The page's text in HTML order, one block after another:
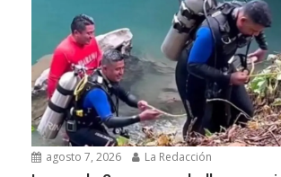
agosto 7, 2026 La Redacción